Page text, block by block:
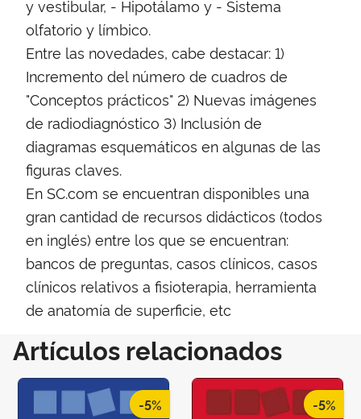
y vestibular, - Hipotálamo y - Sistema
olfatorio y límbico.
Entre las novedades, cabe destacar: 1)
Incremento del número de cuadros de
"Conceptos prácticos" 2) Nuevas imágenes
de radiodiagnóstico 3) Inclusión de
diagramas esquemáticos en algunas de las
figuras claves.
En SC.com se encuentran disponibles una
gran cantidad de recursos didácticos (todos
en inglés) entre los que se encuentran:
bancos de preguntas, casos clínicos, casos
clínicos relativos a fisioterapia, herramienta
de anatomía de superficie, etc
Artículos relacionados
-5% -5%